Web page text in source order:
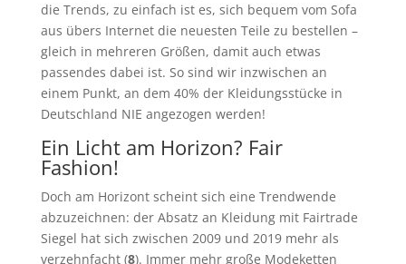
die Trends, zu einfach ist es, sich bequem vom Sofa
aus übers Internet die neuesten Teile zu bestellen –
gleich in mehreren Größen, damit auch etwas
passendes dabei ist. So sind wir inzwischen an
einem Punkt, an dem 40% der Kleidungsstücke in
Deutschland NIE angezogen werden!
Ein Licht am Horizon? Fair
Fashion!
Doch am Horizont scheint sich eine Trendwende
abzuzeichnen: der Absatz an Kleidung mit Fairtrade
Siegel hat sich zwischen 2009 und 2019 mehr als
verzehnfacht (8). Immer mehr große Modeketten